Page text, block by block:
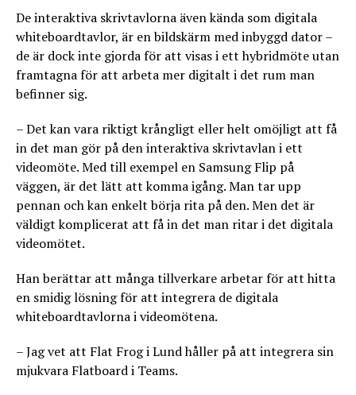
De interaktiva skrivtavlorna även kända som digitala
whiteboardtavlor, är en bildskärm med inbyggd dator –
de är dock inte gjorda för att visas i ett hybridmöte utan
framtagna för att arbeta mer digitalt i det rum man
befinner sig.
– Det kan vara riktigt krångligt eller helt omöjligt att få
in det man gör på den interaktiva skrivtavlan i ett
videomöte. Med till exempel en Samsung Flip på
väggen, är det lätt att komma igång. Man tar upp
pennan och kan enkelt börja rita på den. Men det är
väldigt komplicerat att få in det man ritar i det digitala
videomötet.
Han berättar att många tillverkare arbetar för att hitta
en smidig lösning för att integrera de digitala
whiteboardtavlorna i videomötena.
– Jag vet att Flat Frog i Lund håller på att integrera sin
mjukvara Flatboard i Teams.